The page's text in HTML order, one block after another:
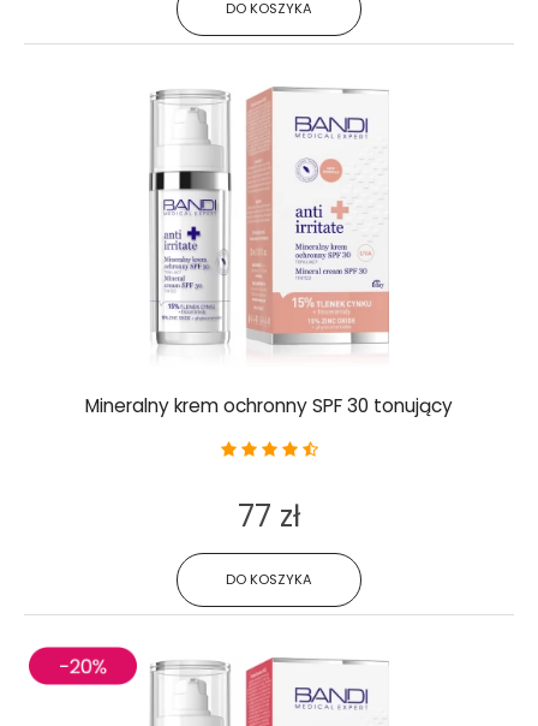
DO KOSZYKA
Mineralny krem ochronny SPF 30 tonujący
DO KOSZYKA
77 zł